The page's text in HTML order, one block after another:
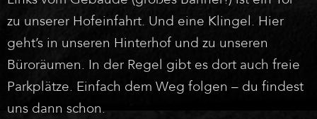
zu unserer Hofeinfahrt. Und eine Klingel. Hier
geht’s in unseren Hinterhof und zu unseren
Büroräumen. In der Regel gibt es dort auch freie
Parkplätze. Einfach dem Weg folgen – du findest
uns dann schon.